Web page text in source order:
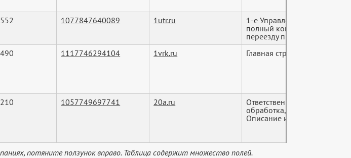
1077847640089 1utr.ru
1-е Управление Такелажных
полный комплекс
переезду предприяти...
1117746294104 1vrk.ru Главная страница АО "ВРК-1"
1057749697741 20a.ru
Ответственное хранение
обработка, транспортные
Описание и...
потяните ползунок вправо. Таблица содержит множество полей.